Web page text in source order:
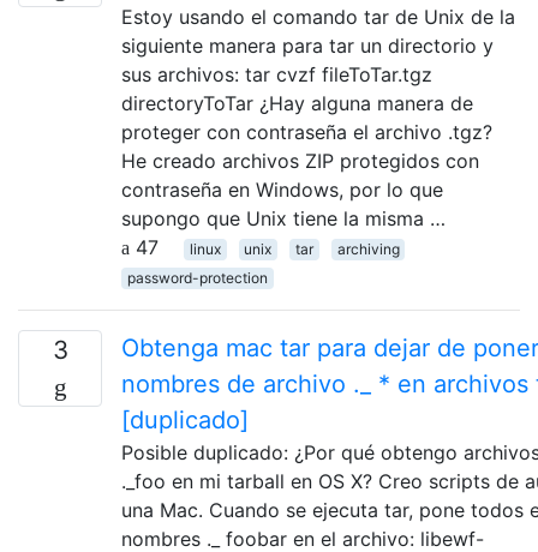
Estoy usando el comando tar de Unix de la
siguiente manera para tar un directorio y
sus archivos: tar cvzf fileToTar.tgz
directoryToTar ¿Hay alguna manera de
proteger con contraseña el archivo .tgz?
He creado archivos ZIP protegidos con
contraseña en Windows, por lo que
supongo que Unix tiene la misma …
47
linux unix tar
archiving
password-protection
3
Obtenga mac tar para dejar de poner
nombres de archivo ._ * en archivos
[duplicado]
Posible duplicado: ¿Por qué obtengo
._foo en mi tarball en OS X? Creo scripts de
una Mac. Cuando se ejecuta tar, pone todos
nombres ._ foobar en el archivo: libewf-